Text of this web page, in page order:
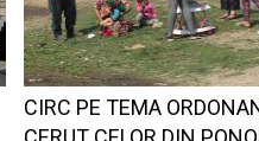
CIRC PE TEMA